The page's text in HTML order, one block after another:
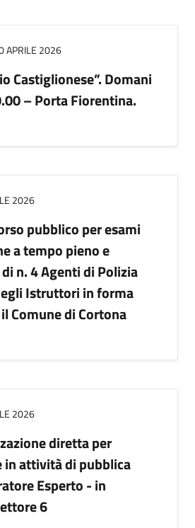
APRILE 2026
Castiglionese”. Domani
– Porta Fiorentina.
2026
pubblico per esami
a tempo pieno e
n. 4 Agenti di Polizia
Istruttori in forma
Comune di Cortona
2026
diretta per
in attività di pubblica
Esperto - in
6